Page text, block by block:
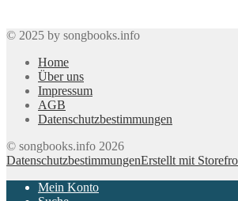
© 2025 by songbooks.info
Home
Über uns
Impressum
AGB
Datenschutzbestimmungen
© songbooks.info 2026
DatenschutzbestimmungenErstellt mit
Mein Konto